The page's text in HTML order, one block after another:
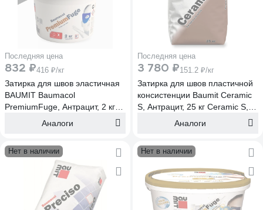
Последняя цена
832 ₽416 ₽/кг
Затирка для швов эластичная
BAUMIT Baumacol
PremiumFuge, Антрацит, 2 кг
Аналоги
Последняя цена
3 780 ₽151.2 ₽/кг
Затирка для швов пластичной
консистенции Baumit Ceramic
S, Антрацит, 25 кг Ceramic S,
Антрацит, 25 кг (1604)
Аналоги
Нет в наличии Нет в наличии